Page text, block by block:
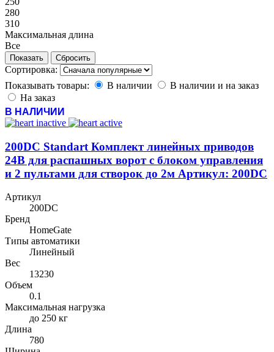
280
310
Максимальная длина
Все
Сортировка:
Показывать товары:
В наличии
В наличии и на заказ
На заказ
В НАЛИЧИИ
200DC Standart Комплект линейных приводов
24В для распашных ворот с блоком управления
и 2 пультами для створок до 2м Артикул: 200DC
Артикул
200DC
Бренд
HomeGate
Типы автоматики
Линейный
Вес
13230
Объем
0.1
Максимальная нагрузка
до 250 кг
Длина
780